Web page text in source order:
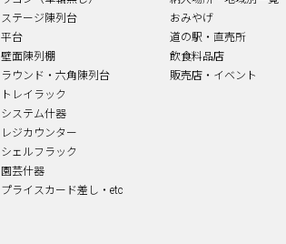
ステージ陳列台
平台
壁面陳列棚
ラウンド・六角陳列台
トレイラック
システム什器
レジカウンター
シェルフラック
園芸什器
プライスカード差し・etc
おみやげ
道の駅・直売所
飲食料品店
販売店・イベント